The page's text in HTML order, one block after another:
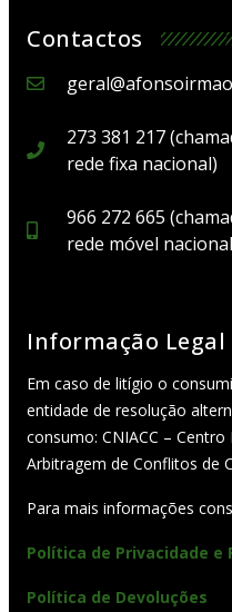
Contactos
273 381 217
rede fixa nacional)
966 272 665
rede móvel
Informação Legal
Em caso de litígio o
entidade de resolução
consumo: CNIACC –
Arbitragem de Conflitos de
Para mais informações
Política de Privacidade e
Política de Devoluções